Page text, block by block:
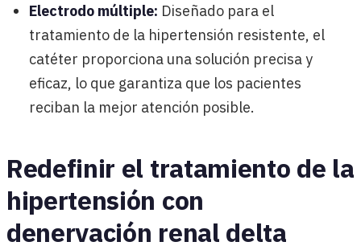
Electrodo múltiple: Diseñado para el
tratamiento de la hipertensión resistente, el
catéter proporciona una solución precisa y
eficaz, lo que garantiza que los pacientes
reciban la mejor atención posible.
Redefinir el tratamiento de la
hipertensión con
denervación renal delta